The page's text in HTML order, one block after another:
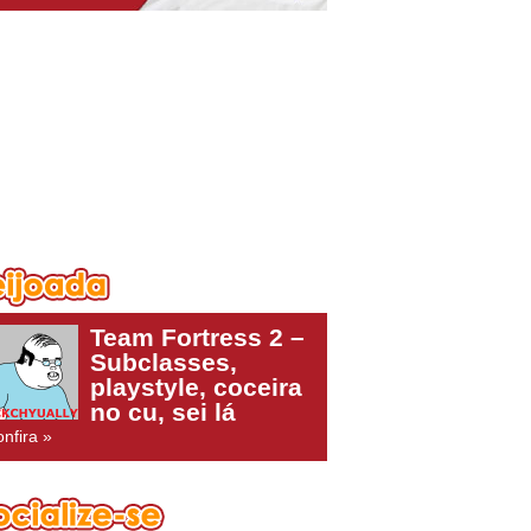
Team Fortress 2 –
Subclasses,
playstyle, coceira
no cu, sei lá
»